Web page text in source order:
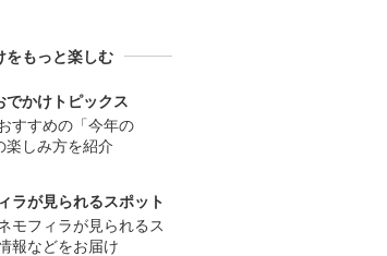
をもっと楽しむ
でかけトピックス
すすめの「今年の
楽しみ方を紹介
ラが見られるスポット
モフィラが見られるス
報などをお届け